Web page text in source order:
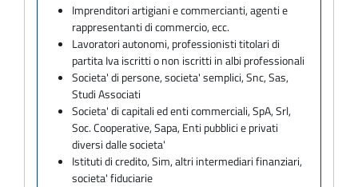
Imprenditori artigiani e commercianti, agenti e
rappresentanti di commercio, ecc.
Lavoratori autonomi, professionisti titolari di
partita Iva iscritti o non iscritti in albi professionali
Societa' di persone, societa' semplici, Snc, Sas,
Studi Associati
Societa' di capitali ed enti commerciali, SpA, Srl,
Soc. Cooperative, Sapa, Enti pubblici e privati
diversi dalle societa'
Istituti di credito, Sim, altri intermediari finanziari,
societa' fiduciarie